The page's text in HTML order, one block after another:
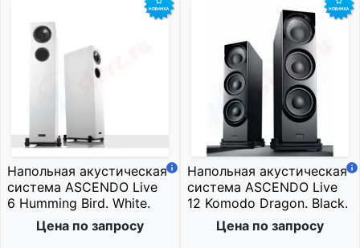
Напольная акустическая
система ASCENDO Live
6 Humming Bird. White.
Цена по запросу
Напольная акустическая
система ASCENDO Live
12 Komodo Dragon. Black.
Цена по запросу